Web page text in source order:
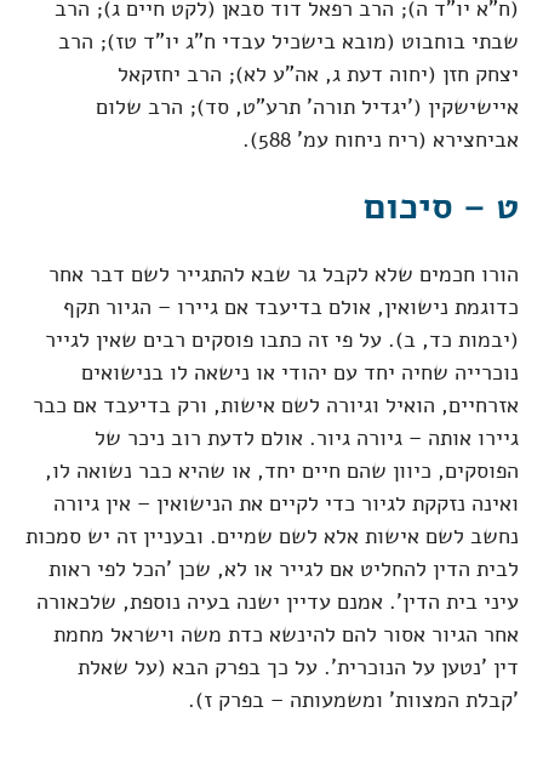
(ח"א יו"ד ה); הרב רפאל דוד סבאן (לקט חיים ג); הרב
שבתי בוחבוט (מובא בישכיל עבדי ח"ג יו"ד טז); הרב
יצחק חזן (יחוה דעת ג, אה"ע לא); הרב יחזקאל
איישישקין ('יגדיל תורה' תרע"ט, סד); הרב שלום
אביחצירא (ריח ניחוח עמ' 588).
ט – סיכום
הורו חכמים שלא לקבל גר שבא להתגייר לשם דבר אחר
כדוגמת נישואין, אולם בדיעבד אם גיירו – הגיור תקף
(יבמות כד, ב). על פי זה כתבו פוסקים רבים שאין לגייר
נוכרייה שחיה יחד עם יהודי או נישאה לו בנישואים
אזרחיים, הואיל וגיורה לשם אישות, ורק בדיעבד אם כבר
גיירו אותה – גיורה גיור. אולם לדעת רוב ניכר של
הפוסקים, כיוון שהם חיים יחד, או שהיא כבר נשואה לו,
ואינה נזקקת לגיור כדי לקיים את הנישואין – אין גיורה
נחשב לשם אישות אלא לשם שמיים. ובעניין זה יש סמכות
לבית הדין להחליט אם לגייר או לא, שכן 'הכל לפי ראות
עיני בית הדין'. אמנם עדיין ישנה בעיה נוספת, שלכאורה
אחר הגיור אסור להם להינשא כדת משה וישראל מחמת
דין 'נטען על הנוכרית'. על כך בפרק הבא (על שאלת
'קבלת המצוות' ומשמעותה – בפרק ז).